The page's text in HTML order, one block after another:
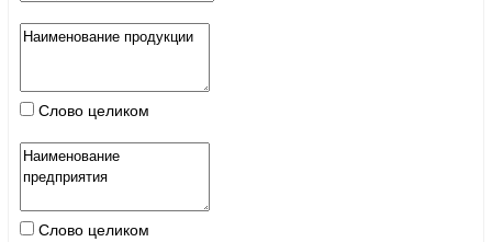
Слово целиком
Слово целиком